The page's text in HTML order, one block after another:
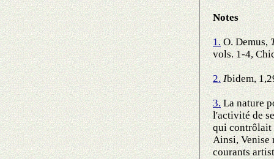
Notes
1.O. Demus,
vols. 1-4,
2. Ibidem,
3.La nature
l'activité de
qui contrôlait
Ainsi, Venise
courants